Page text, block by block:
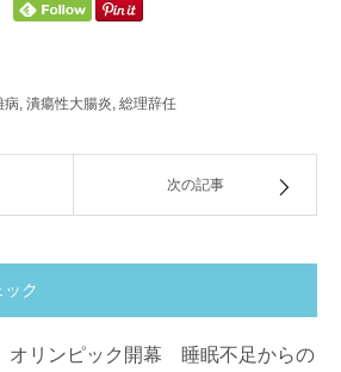
病, 潰瘍性大腸炎, 総理辞任
次の記事
ク
オリンピック開幕 睡眠不足からの